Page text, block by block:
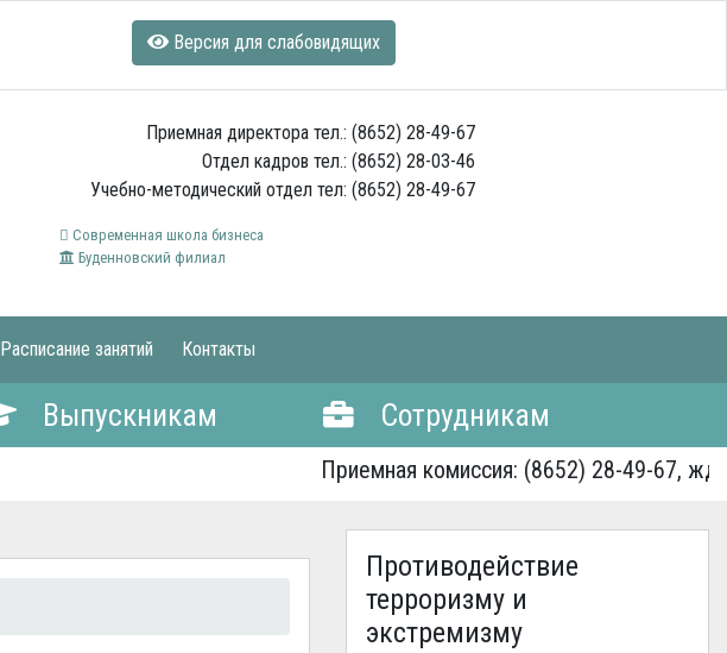
Версия для слабовидящих
Приемная директора тел.: (8652) 28-49-67
Отдел кадров тел.: (8652) 28-03-46
Учебно-методический отдел тел: (8652) 28-49-67
Современная школа бизнеса
Буденновский филиал
Расписание занятий Контакты
Выпускникам Сотрудникам
Приемная комиссия: (8652) 28-49-67,
Противодействие
терроризму и
экстремизму